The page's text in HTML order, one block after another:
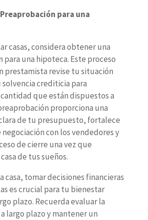
para una
casas, considera obtener una
para una hipoteca. Este proceso
prestamista revise tu situación
crediticia para
que están dispuestos a
proporciona una
de tu presupuesto, fortalece
con los vendedores y
de cierre una vez que
de tus sueños.
casa, tomar decisiones financieras
es crucial para tu bienestar
plazo. Recuerda evaluar la
largo plazo y mantener un